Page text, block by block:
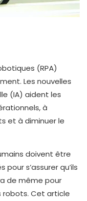
(RPA)
Les nouvelles
(IA) aident les
à
et à diminuer le
doivent être
s’assurer qu’ils
de même pour
robots. Cet article